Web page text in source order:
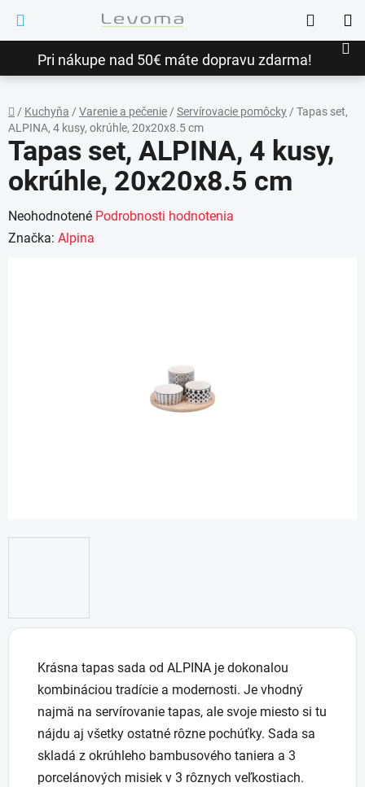
obsah
Pri nákupe nad 50€ máte dopravu zdarma!
Hľadať
Domov
/ Kuchyňa / Varenie a pečenie/ Servírovacie pomôcky/ Tapas set,
ALPINA, 4 kusy, okrúhle, 20x20x8.5 cm
Krásna tapas sada od ALPINA je dokonalou
kombináciou tradície a modernosti. Je vhodný
najmä na servírovanie tapas, ale svoje miesto si tu
nájdu aj všetky ostatné rôzne pochúťky. Sada sa
skladá z okrúhleho bambusového taniera a 3
porcelánových misiek v 3 rôznych veľkostiach.
Tapas set, ALPINA, 4 kusy,
okrúhle, 20x20x8.5 cm
Priemerné
hodnotenie
Neohodnotené Podrobnosti hodnotenia
Značka: Alpina